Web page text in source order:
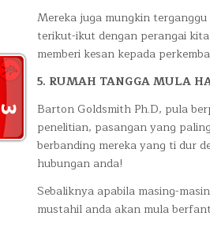
Mereka juga mungkin
terikut-ikut dengan perangai
memberi kesan kepada
5. RUMAH TANGGA MULA
Barton Goldsmith Ph.D, pula
penelitian, pasangan yang
berbanding mereka yang ti dur
hubungan anda!
Sebaliknya apabila masing-
mustahil anda akan mula